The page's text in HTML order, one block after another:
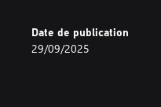
Date de publication
29/09/2025